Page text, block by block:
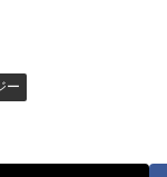
ー